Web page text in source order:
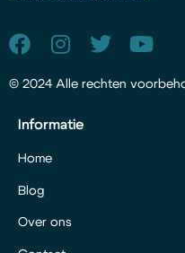
© 2024 Alle rechten
Informatie
Home
Blog
Over ons